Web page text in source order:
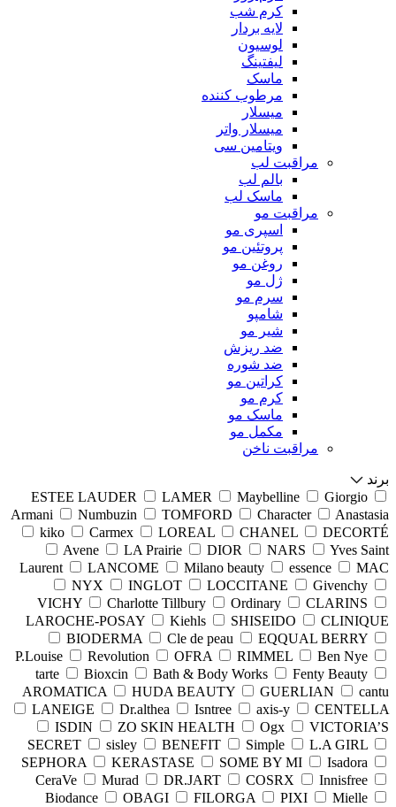
کرم شب
لایه بردار
لوسیون
لیفتینگ
ماسک
مرطوب کننده
میسلار
میسلار واتر
ویتامین سی
مراقبت لب
بالم لب
ماسک لب
مراقبت مو
اسپری مو
پروتئین مو
روغن مو
ژل مو
سرم مو
شامپو
شیر مو
ضد ریزش
ضد شوره
کراتین مو
کرم مو
ماسک مو
مکمل مو
مراقبت ناخن
برند
ESTEE LAUDER
LAMER Maybelline
Giorgio
Armani
Numbuzin TOMFORD Character
Anastasia
kiko
Carmex LOREAL CHANEL
DECORTÉ
Avene
LA Prairie DIOR NARS
Yves Saint
Laurent
LANCOME Milano beauty essence
MAC
NYX
INGLOT LOCCITANE
Givenchy
VICHY
Charlotte Tillbury Ordinary
CLARINS
LAROCHE-POSAY
Kiehls SHISEIDO
CLINIQUE
BIODERMA
Cle de peau
EQQUAL BERRY
P.Louise
Revolution OFRA RIMMEL
Ben Nye
tarte
Bioxcin Bath & Body Works
Fenty Beauty
AROMATICA
HUDA BEAUTY GUERLIAN
cantu
LANEIGE
Dr.althea Isntree axis-y
CENTELLA
ISDIN
ZO SKIN HEALTH Ogx
VICTORIA’S
SECRET
sisley BENEFIT Simple
L.A GIRL
SEPHORA
KERASTASE SOME BY MI
Isadora
CeraVe
Murad DR.JART COSRX
Innisfree
Biodance
OBAGI FILORGA PIXI
Mielle